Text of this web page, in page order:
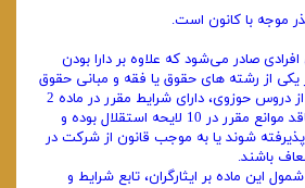
موجه با کانون است.
افرادی صادر می‌شود که علاوه بر دارا بودن
از رشته ‌های حقوق یا فقه و مبانی حقوق
اسلامی و یا سطح دو و بالاتر از دروس حوزوی، دارای شرایط مقرر در ماده 2
قانون کیفیت اخذ پروانه و فاقد موانع مقرر در 10 لایحه استقلال بوده و
شوند یا به‌ موجب قانون از شرکت در
باشند.
(الحاقی 1402/4/11) - شمول این ماده بر ایثارگران، تابع شرایط و